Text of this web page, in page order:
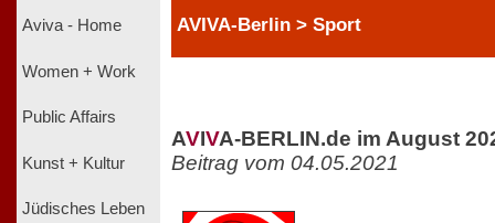
Aviva - Home
Women + Work
Public Affairs
Kunst + Kultur
Jüdisches Leben
AVIVA-Berlin > Sport
AVIVA-BERLIN.de im August
Beitrag vom 04.05.2021